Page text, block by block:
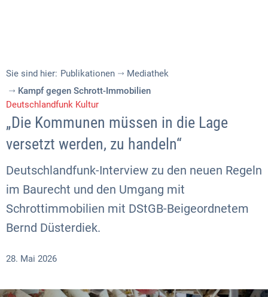
Sie sind hier: Publikationen
Mediathek
Kampf gegen Schrott-Immobilien
Deutschlandfunk Kultur
„Die Kommunen müssen in die Lage
versetzt werden, zu handeln“
Deutschlandfunk-Interview zu den neuen Regeln
im Baurecht und den Umgang mit
Schrottimmobilien mit DStGB-Beigeordnetem
Bernd Düsterdiek.
28. Mai 2026